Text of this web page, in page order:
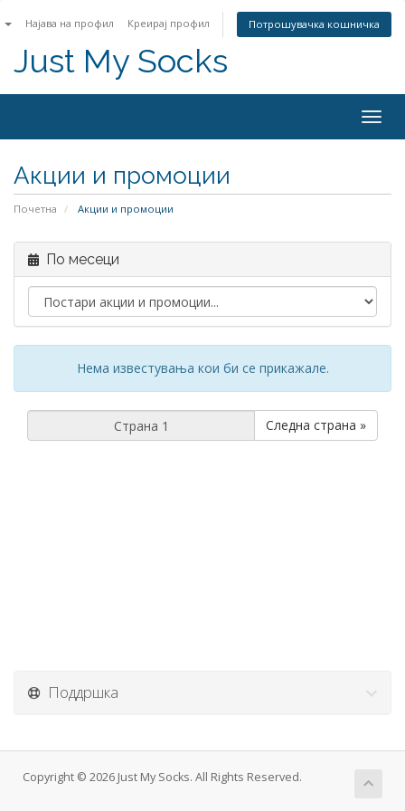
Најава на профил Креирај профил Потрошувачка кошничка
Just My Socks
Акции и промоции
Почетна Акции и промоции
По месеци
Нема известувања кои би се прикажале.
Следна страна »
Поддршка
Copyright © 2026 Just My Socks. All Rights Reserved.